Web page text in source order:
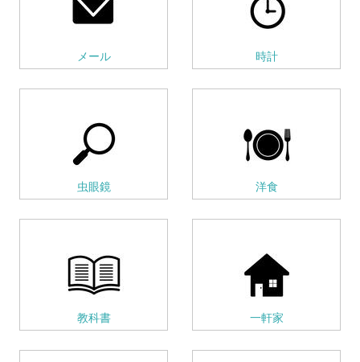
メール 時計
虫眼鏡 洋食
教科書 一軒家